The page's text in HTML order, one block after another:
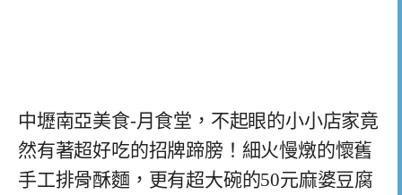
中壢南亞美食-月食堂，不起眼的小小店家竟
然有著超好吃的招牌蹄膀！細火慢燉的懷舊
手工排骨酥麵，更有超大碗的50元麻婆豆腐